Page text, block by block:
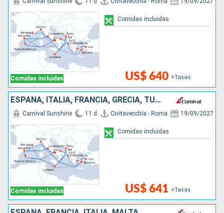
Comidas incluidas US$ 640 +Tasas
Comidas incluidas
ESPAÑA, ITALIA, FRANCIA, GRECIA, TURQUÍA, MONTENEGRO, MALTA
Comidas incluidas
Carnival Sunshine 11 d Civitavecchia - Roma 19/09/2027
US$ 641 +Tasas
Comidas incluidas